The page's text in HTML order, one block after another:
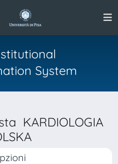
System
KARDIOLOGIA